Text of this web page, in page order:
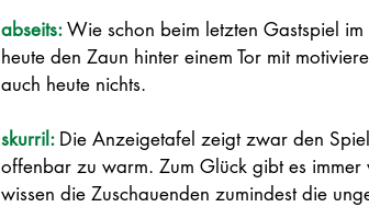
abseits: Wie schon beim letzten Gastspiel
heute den Zaun hinter einem Tor mit
auch heute nichts.
skurril: Die Anzeigetafel zeigt zwar den
offenbar zu warm. Zum Glück gibt es immer
wissen die Zuschauenden zumindest die